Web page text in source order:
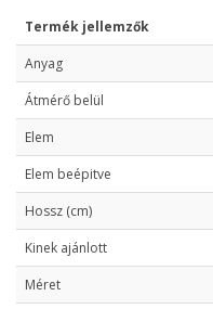
Termék jellemzők
Anyag
Átmérő belül
Elem
Elem beépitve
Hossz (cm)
Kinek ajánlott
Méret